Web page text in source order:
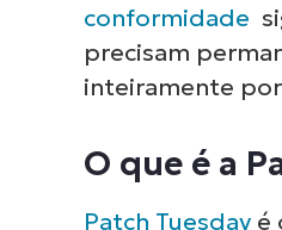
conformidade
precisam
inteiramente
O que é a
Patch Tuesdayé